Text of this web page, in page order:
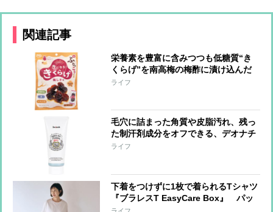
関連記事
栄養素を豊富に含みつつも低糖質“き
くらげ”を南高梅の梅酢に漬け込んだ
素材菓子「きになるきくらげ 梅しそ
ライフ
毛穴に詰まった角質や皮脂汚れ、残っ
た制汗剤成分をオフできる、デオナチ
ュレの直ヌリタイプ「脇専用クレンジ
ライフ
下着をつけずに1枚で着られるTシャツ
『ブラレスT EasyCare Box』 パッ
ドを動かせる新構造を採用、動いても
ライフ